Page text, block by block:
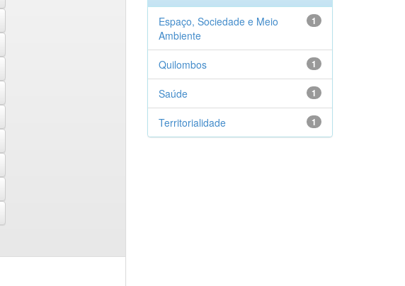
1
Espaço, Sociedade e Meio
Ambiente
1
Quilombos
1
Saúde
1
Territorialidade